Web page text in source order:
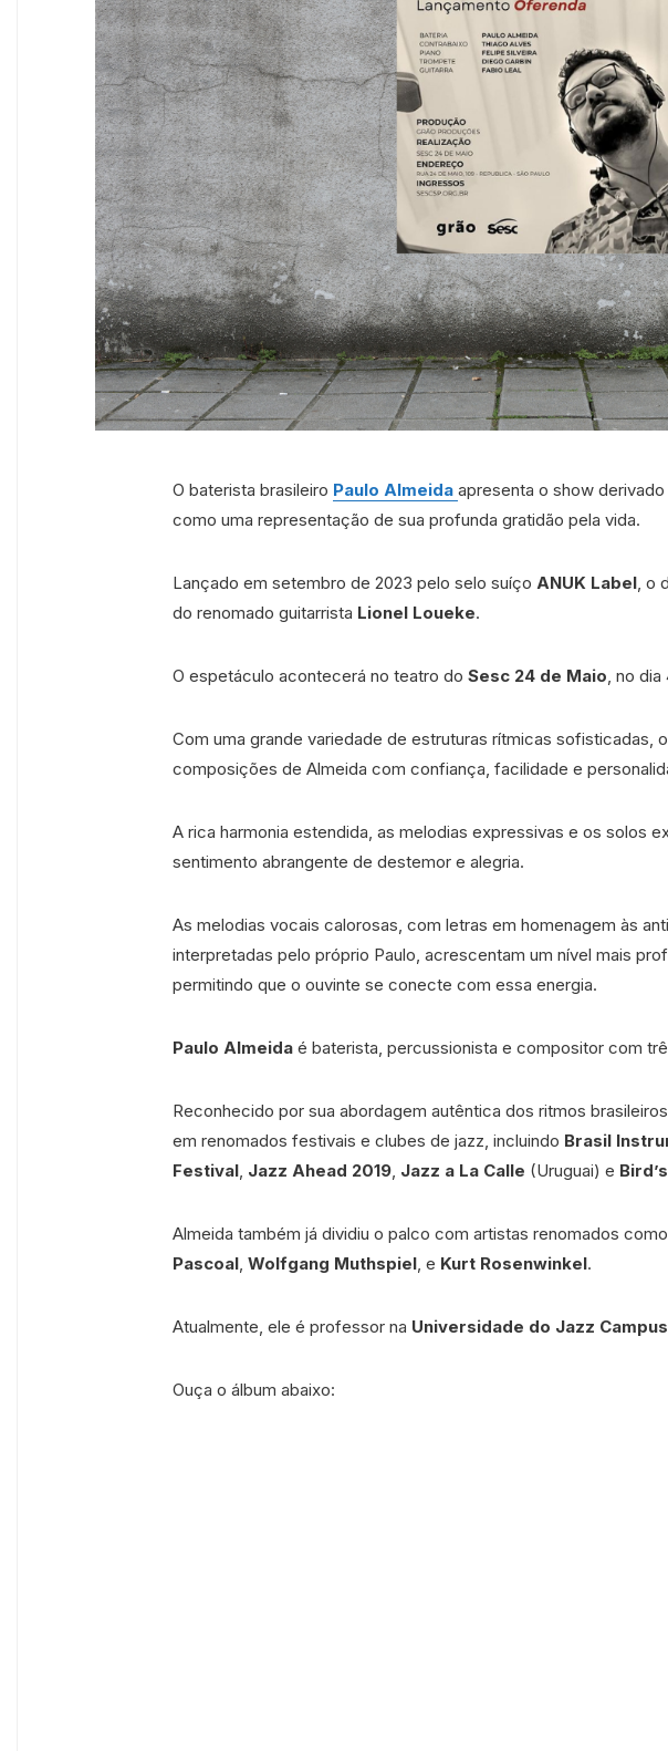
O baterista brasileiro Paulo Almeida apresenta o show
como uma representação de sua profunda gratidão pela vida.
Lançado em setembro de 2023 pelo selo suíço ANUK Label, o
do renomado guitarrista Lionel Loueke.
O espetáculo acontecerá no teatro do Sesc 24 de Maio, no dia
Com uma grande variedade de estruturas rítmicas sofisticadas,
composições de Almeida com confiança, facilidade e
A rica harmonia estendida, as melodias expressivas e os solos
sentimento abrangente de destemor e alegria.
As melodias vocais calorosas, com letras em homenagem às
interpretadas pelo próprio Paulo, acrescentam um nível mais
permitindo que o ouvinte se conecte com essa energia.
Paulo Almeida é baterista, percussionista e compositor com
Reconhecido por sua abordagem autêntica dos ritmos
em renomados festivais e clubes de jazz, incluindo Brasil
Festival, Jazz Ahead 2019, Jazz a La Calle (Uruguai) e
Almeida também já dividiu o palco com artistas renomados como
Pascoal, Wolfgang Muthspiel, e Kurt Rosenwinkel.
Atualmente, ele é professor na Universidade do Jazz Campus
Ouça o álbum abaixo: